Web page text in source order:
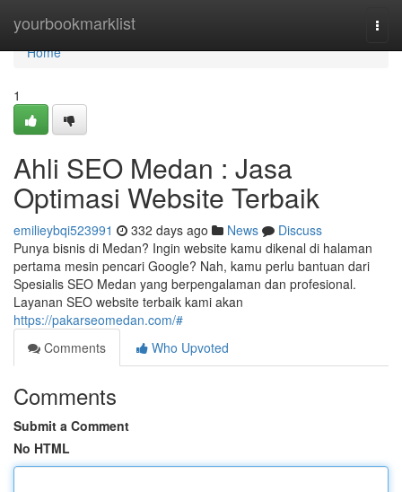
yourbookmarklist
Home
Home
1
Ahli SEO Medan : Jasa
Optimasi Website Terbaik
emilieybqi523991 332 days ago News
Discuss
Punya bisnis di Medan? Ingin website kamu dikenal di halaman
pertama mesin pencari Google? Nah, kamu perlu bantuan dari
Spesialis SEO Medan yang berpengalaman dan profesional.
Layanan SEO website terbaik kami akan
https://pakarseomedan.com/#
Comments
Who Upvoted
Comments
Submit a Comment
No HTML